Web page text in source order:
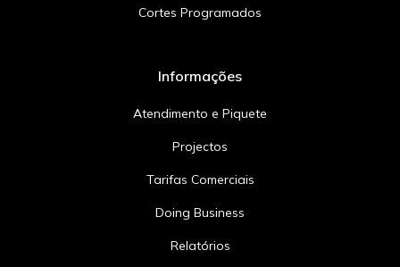
Cortes Programados
Informações
Atendimento e Piquete
Projectos
Tarifas Comerciais
Doing Business
Relatórios